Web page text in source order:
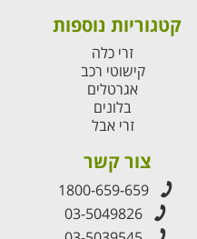
קטגוריות נוספות
זרי כלה
קישוטי רכב
אגרטלים
בלונים
זרי אבל
צור קשר
1800-659-659
03-5049826